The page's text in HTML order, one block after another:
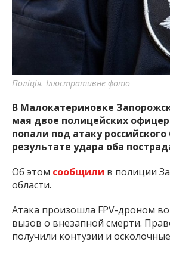
важную
города
Поліція. Ілюстративне фото
В Малокатериновке
мая двое полицейских
попали под атаку
результате удара оба
Об этом сообщили в полиции
области.
Атака произошла FPV-дроном
вызов о внезапной смерти.
получили контузии и